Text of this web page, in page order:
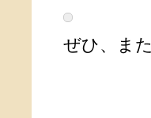
ぜひ、ま